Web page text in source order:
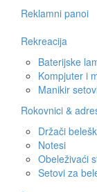
Reklamni panoi
Rekreacija
Baterijske
Kompjuter i
Manikir
Rokovnici &
Držači
Notesi
Obeleživaći
Setovi za